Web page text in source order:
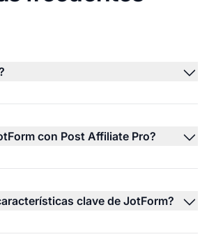
con Post Affiliate Pro?
clave de JotForm?